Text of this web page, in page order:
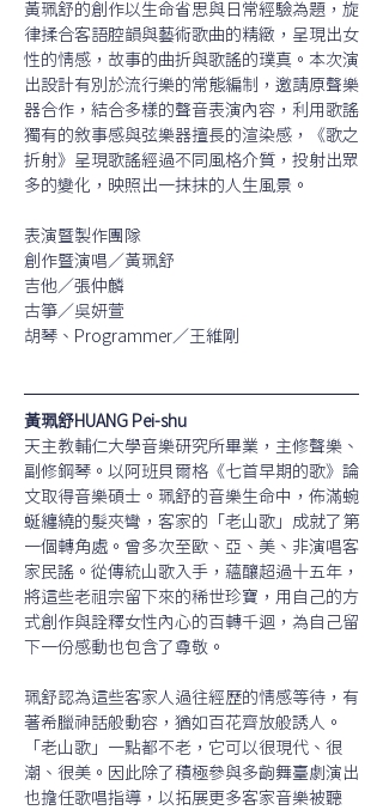
黃珮舒的創作以生命省思與日常經驗為題，旋
律揉合客語腔韻與藝術歌曲的精緻，呈現出女
性的情感，故事的曲折與歌謠的璞真。本次演
出設計有別於流行樂的常態編制，邀請原聲樂
器合作，結合多樣的聲音表演內容，利用歌謠
獨有的敘事感與弦樂器擅長的渲染感，《歌之
折射》呈現歌謠經過不同風格介質，投射出眾
多的變化，映照出一抹抹的人生風景。
表演暨製作團隊
創作暨演唱／黃珮舒
吉他／張仲麟
古箏／吳妍萱
胡琴、Programmer／王維剛
黃珮舒HUANG Pei-shu
天主教輔仁大學音樂研究所畢業，主修聲樂、
副修鋼琴。以阿班貝爾格《七首早期的歌》論
文取得音樂碩士。珮舒的音樂生命中，佈滿蜿
蜒纏繞的髮夾彎，客家的「老山歌」成就了第
一個轉角處。曾多次至歐、亞、美、非演唱客
家民謠。從傳統山歌入手，蘊釀超過十五年，
將這些老祖宗留下來的稀世珍寶，用自己的方
式創作與詮釋女性內心的百轉千迴，為自己留
下一份感動也包含了尊敬。
珮舒認為這些客家人過往經歷的情感等待，有
著希臘神話般動容，猶如百花齊放般誘人。
「老山歌」一點都不老，它可以很現代、很
潮、很美。因此除了積極參與多齣舞臺劇演出
也擔任歌唱指導，以拓展更多客家音樂被聽